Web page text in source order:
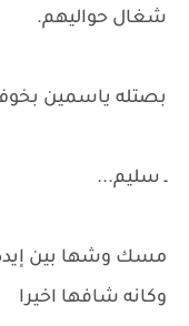
شغال حواليهم.
بصتله ياسمين
ـ سليم...
مسك وشها بين إيده
وكانه شافها اخيرا